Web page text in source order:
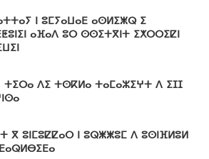
ⵏ ⵓⵎⵢⴰⵡⴰⴹ ⴰⵙⵍⵉⵥⵕ ⵉ
ⴰⴼⴰⴷ ⵓⵔ ⵙⵙⵉⵜⴳⵏⵜ ⵉⵅⵔⵔⵉⵇⵏ
ⴷⵉ ⵜⵙⴽⵍⴰ ⵜⴰⵎⴰⵣⵉⵖⵜ ⴷ ⵉⵊⵊ
ⴳ ⵓⵏⵎⵓⵇⵇⴰⵔ ⵏ ⵓⵕⵥⵥⵓⵎ ⴷ ⵓⵙⵏⴼⵍⵓⵍ